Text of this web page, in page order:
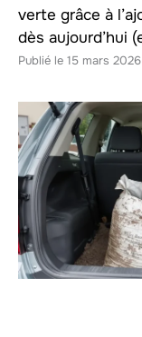
verte grâce à
dès aujourd’hui
15 mars 2026